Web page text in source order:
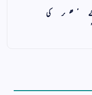
مھر کی